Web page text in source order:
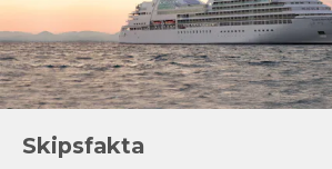
Skipsfakta